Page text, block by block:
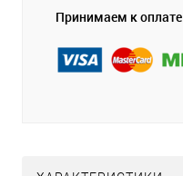
Принимаем к оплате